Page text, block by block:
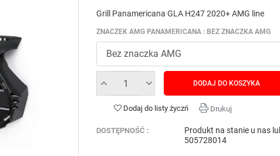
Grill Panamericana GLA H247 2020+ AMG line
ZNACZEK AMG PANAMERICANA : BEZ ZNACZKA AMG
DODAJ DO KOSZYKA
Dodaj do listy życzń Drukuj
DOSTĘPNOŚĆ :
Produkt na stanie u nas
505728014